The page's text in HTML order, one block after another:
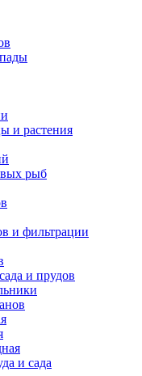
и растения
рыб
и фильтрации
и прудов
и сада